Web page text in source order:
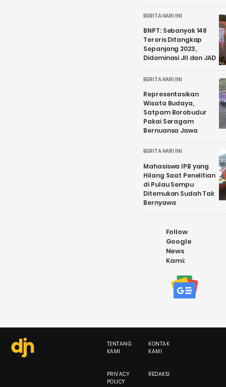
BERITA HARI INI
BNPT: Sebanyak 148
Teroris Ditangkap
Sepanjang 2023,
Didominasi JII dan JAD
BERITA HARI INI
Representasikan
Wisata Budaya,
Satpam Borobudur
Pakai Seragam
Bernuansa Jawa
BERITA HARI INI
Mahasiswa IPB yang
Hilang Saat Penelitian
di Pulau Sempu
Ditemukan Sudah Tak
Bernyawa
Follow
Google
News
Kami:
TENTANG
KAMI
KONTAK
KAMI
PRIVACY
POLICY
REDAKSI